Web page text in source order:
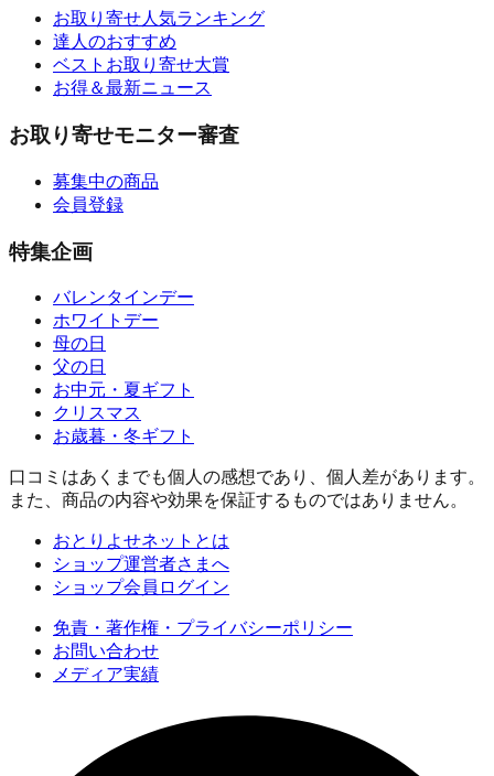
お取り寄せ人気ランキング
達人のおすすめ
ベストお取り寄せ大賞
お得＆最新ニュース
お取り寄せモニター審査
募集中の商品
会員登録
特集企画
バレンタインデー
ホワイトデー
母の日
父の日
お中元・夏ギフト
クリスマス
お歳暮・冬ギフト
口コミはあくまでも個人の感想であり、個人差があります。
また、商品の内容や効果を保証するものではありません。
おとりよせネットとは
ショップ運営者さまへ
ショップ会員ログイン
免責・著作権・プライバシーポリシー
お問い合わせ
メディア実績